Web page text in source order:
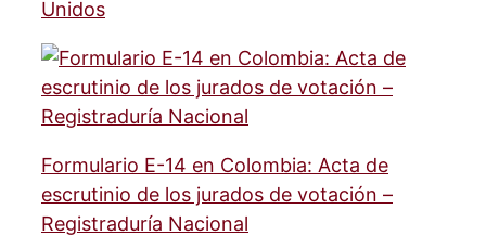
Unidos
Formulario E-14 en Colombia: Acta de
escrutinio de los jurados de votación –
Registraduría Nacional